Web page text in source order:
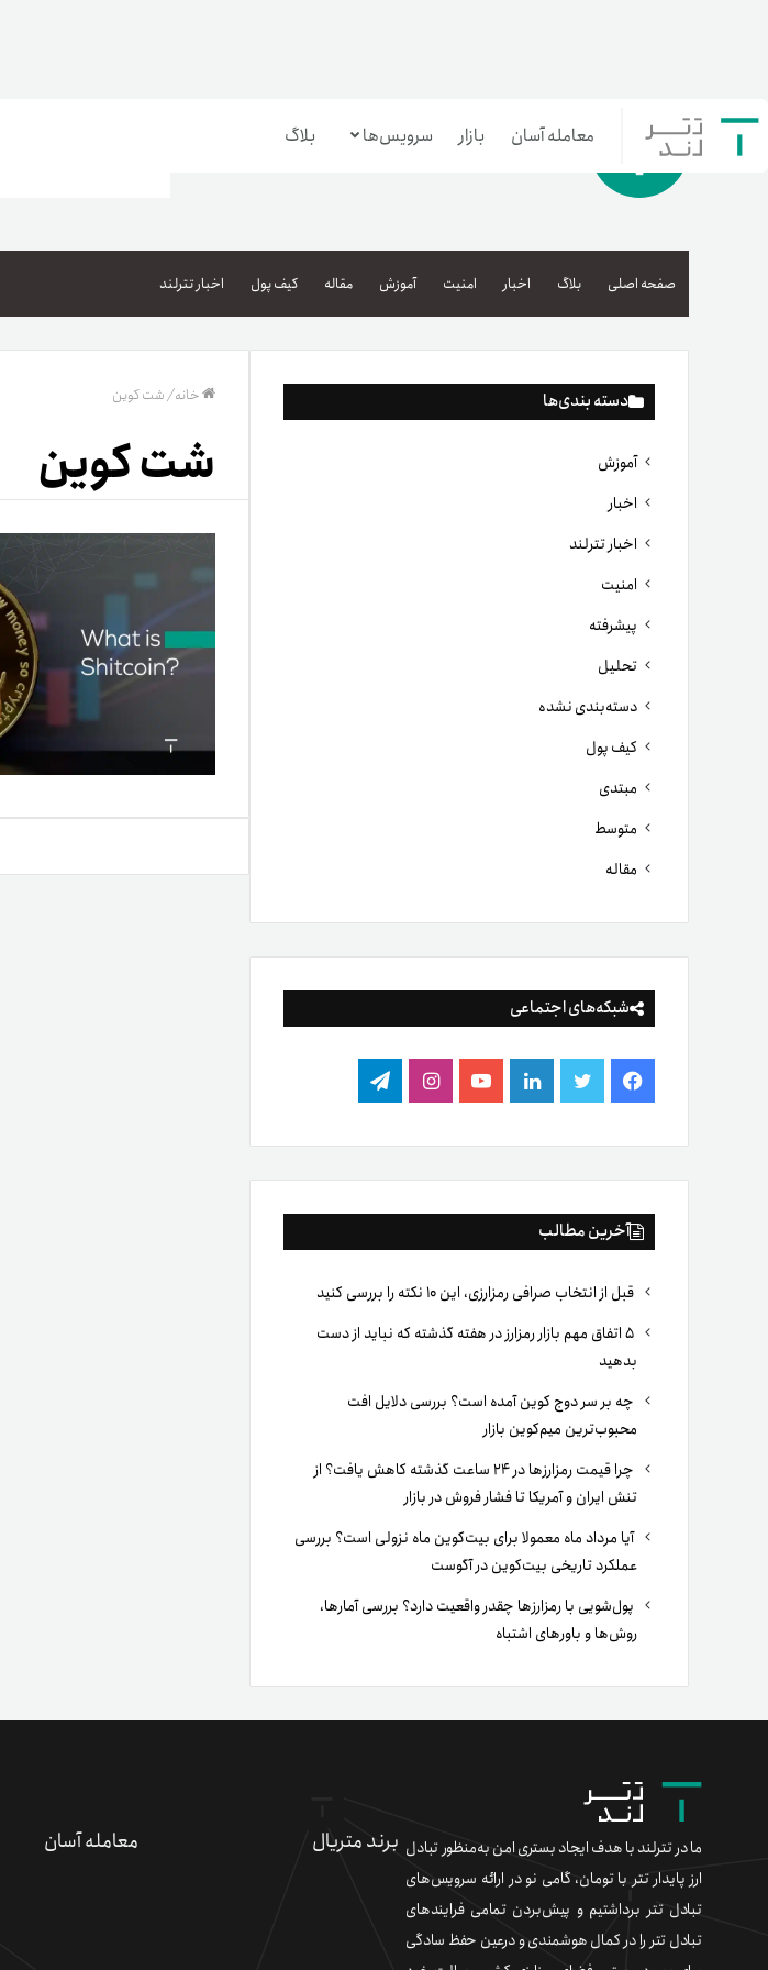
معامله آسان بازار سرویس‌ها
بازار تترلند
سرمایه‌گذاری آسان
پاداش کیف‌پول تومانی
مهر تترلند
بلاگ
صفحه اصلی بلاگ اخبار امنیت آموزش مقاله کیف پول اخبار تترلند
دسته بندی‌ها
آموزش
اخبار
اخبار تترلند
امنیت
پیشرفته
تحلیل
دسته‌بندی نشده
کیف پول
مبتدی
متوسط
مقاله
شبکه‌های اجتماعی
فیس
بوک
توییتر لینکدینیوتیوباینستاگرام
تلگرام
آخرین مطالب
قبل از انتخاب صرافی رمزارزی، این ۱۰ نکته را بررسی کنید
۵ اتفاق مهم بازار رمزارز در هفته گذشته که نباید از دست
بدهید
چه بر سر دوج کوین آمده است؟ بررسی دلایل افت
محبوب‌ترین میم‌کوین بازار
چرا قیمت رمزارزها در ۲۴ ساعت گذشته کاهش یافت؟ از
تنش ایران و آمریکا تا فشار فروش در بازار
آیا مرداد ماه معمولا برای بیت‌کوین ماه نزولی است؟ بررسی
عملکرد تاریخی بیت‌کوین در آگوست
پول‌شویی با رمزارزها چقدر واقعیت دارد؟ بررسی آمارها،
روش‌ها و باورهای اشتباه
خانه/شت کوین
شت کوین
ما در تترلند با هدف ایجاد بستری امن به‌منظور تبادل
ارز پایدار تتر با تومان، گامی نو در ارائه سرویس‌های
تبادل تتر برداشتیم و پیش‌بردن تمامی فرایندهای
تبادل تتر را در کمال هوشمندی و درعین حفظ سادگی
برند متریال معامله آسان